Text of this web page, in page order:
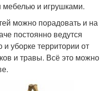
и игрушками.
можно порадовать и на
постоянно ведутся
уборке территории от
и травы. Всё это можно